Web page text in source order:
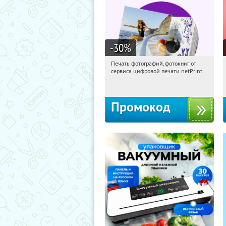
-30%
05:36:29 Получили:
Печать фотографий, фотокниг от
сервиса цифровой печати netPrint
Промокод